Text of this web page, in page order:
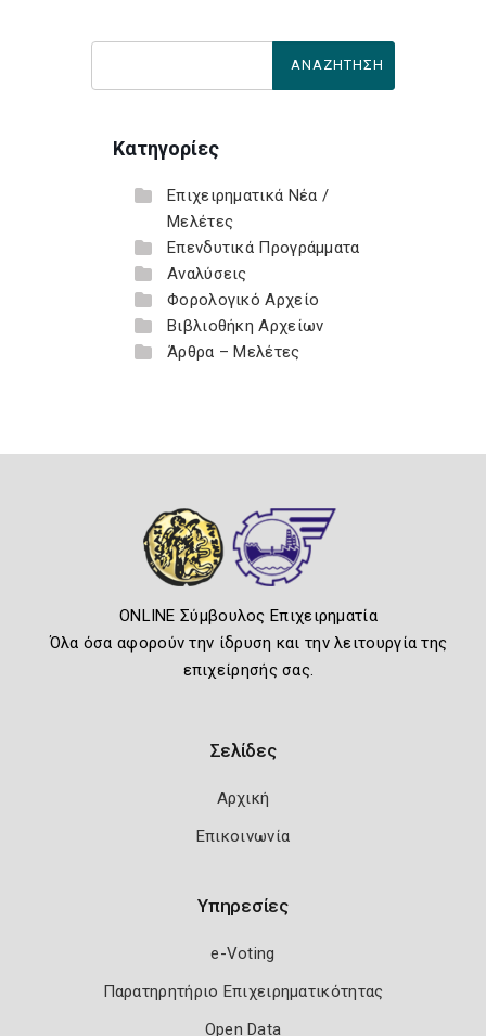
Κατηγορίες
Επιχειρηματικά Νέα /
Μελέτες
Επενδυτικά Προγράμματα
Αναλύσεις
Φορολογικό Αρχείο
Βιβλιοθήκη Αρχείων
Άρθρα – Μελέτες
ONLINE Σύμβουλος Επιχειρηματία
Όλα όσα αφορούν την ίδρυση και την λειτουργία της
επιχείρησής σας.
Σελίδες
Αρχική
Επικοινωνία
Υπηρεσίες
e-Voting
Παρατηρητήριο Επιχειρηματικότητας
Open Data